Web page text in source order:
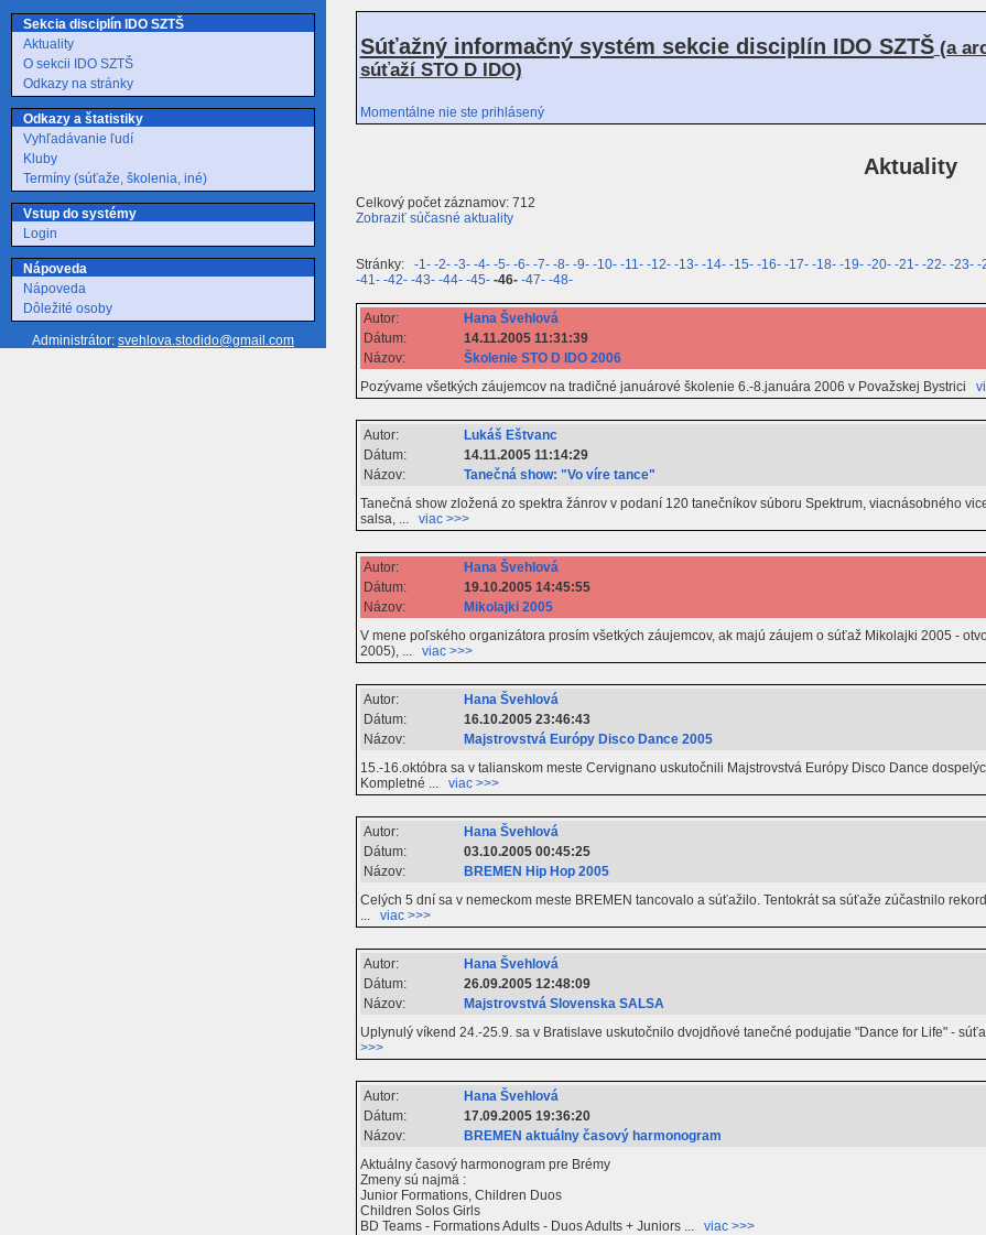
Sekcia disciplín IDO SZTŠ
Aktuality
O sekcii IDO SZTŠ
Odkazy na stránky
Odkazy a štatistiky
Vyhľadávanie ľudí
Kluby
Termíny (súťaže, školenia, iné)
Vstup do systémy
Login
Nápoveda
Nápoveda
Dôležité osoby
Administrátor: svehlova.stodido@gmail.com
Súťažný informačný systém sekcie disciplín IDO SZTŠ(a
súťaží STO D IDO)
Momentálne nie ste prihlásený
Aktuality
Celkový počet záznamov: 712
Zobraziť súčasné aktuality
Stránky: -1- -2- -3- -4- -5- -6- -7- -8- -9- -10- -11- -12- -13- -14- -15- -16- -17- -18- -19- -20- -21- -22- -23- -
-41- -42- -43- -44- -45- -46- -47- -48-
Autor:
Hana Švehlová
Dátum:
14.11.2005 11:31:39
Názov:
Školenie STO D IDO 2006
Pozývame všetkých záujemcov na tradičné januárové školenie 6.-8.januára 2006 v Považskej Bystrici
Autor:
Lukáš Eštvanc
Dátum:
14.11.2005 11:14:29
Názov:
Tanečná show: "Vo víre tance"
Tanečná show zložená zo spektra žánrov v podaní 120 tanečníkov súboru Spektrum, viacnásobného
salsa, ... viac >>>
Autor:
Hana Švehlová
Dátum:
19.10.2005 14:45:55
Názov:
Mikolajki 2005
V mene poľského organizátora prosím všetkých záujemcov, ak majú záujem o súťaž Mikolajki 2005 -
2005), ... viac >>>
Autor:
Hana Švehlová
Dátum:
16.10.2005 23:46:43
Názov:
Majstrovstvá Európy Disco Dance 2005
15.-16.októbra sa v talianskom meste Cervignano uskutočnili Majstrovstvá Európy Disco Dance
Kompletné ... viac >>>
Autor:
Hana Švehlová
Dátum:
03.10.2005 00:45:25
Názov:
BREMEN Hip Hop 2005
Celých 5 dní sa v nemeckom meste BREMEN tancovalo a súťažilo. Tentokrát sa súťaže zúčastnilo
viac >>>
Autor:
Hana Švehlová
Dátum:
26.09.2005 12:48:09
Názov:
Majstrovstvá Slovenska SALSA
Uplynulý víkend 24.-25.9. sa v Bratislave uskutočnilo dvojdňové tanečné podujatie "Dance for Life" -
>>>
Autor:
Hana Švehlová
Dátum:
17.09.2005 19:36:20
Názov:
BREMEN aktuálny časový harmonogram
Aktuálny časový harmonogram pre Brémy
Zmeny sú najmä :
Junior Formations, Children Duos
Children Solos Girls
BD Teams - Formations Adults - Duos Adults + Juniors ... viac >>>